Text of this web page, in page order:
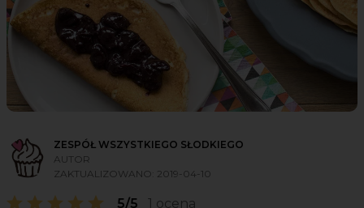
ZESPÓŁ WSZYSTKIEGO SŁODKIEGO
AUTOR
ZAKTUALIZOWANO: 2019-04-10
5/5 1 ocena